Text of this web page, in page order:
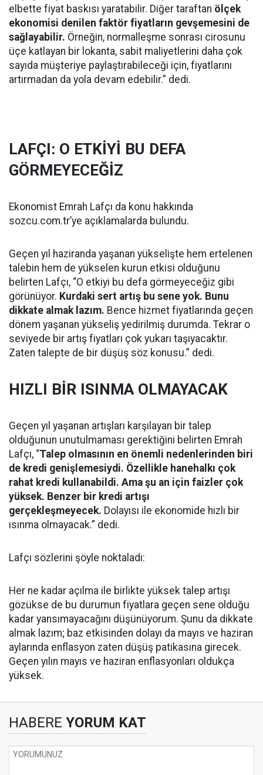
elbette fiyat baskısı yaratabilir. Diğer taraftan ölçek
ekonomisi denilen faktör fiyatların gevşemesini de
sağlayabilir. Örneğin, normalleşme sonrası cirosunu
üçe katlayan bir lokanta, sabit maliyetlerini daha çok
sayıda müşteriye paylaştırabileceği için, fiyatlarını
artırmadan da yola devam edebilir.” dedi.
LAFÇI: O ETKİYİ BU DEFA
GÖRMEYECEĞİZ
Ekonomist Emrah Lafçı da konu hakkında
sozcu.com.tr’ye açıklamalarda bulundu.
Geçen yıl haziranda yaşanan yükselişte hem ertelenen
talebin hem de yükselen kurun etkisi olduğunu
belirten Lafçı, “O etkiyi bu defa görmeyeceğiz gibi
görünüyor. Kurdaki sert artış bu sene yok. Bunu
dikkate almak lazım. Bence hizmet fiyatlarında geçen
dönem yaşanan yükseliş yedirilmiş durumda. Tekrar o
seviyede bir artış fiyatları çok yukarı taşıyacaktır.
Zaten talepte de bir düşüş söz konusu.” dedi.
HIZLI BİR ISINMA OLMAYACAK
Geçen yıl yaşanan artışları karşılayan bir talep
olduğunun unutulmaması gerektiğini belirten Emrah
Lafçı, “Talep olmasının en önemli nedenlerinden biri
de kredi genişlemesiydi. Özellikle hanehalkı çok
rahat kredi kullanabildi. Ama şu an için faizler çok
yüksek. Benzer bir kredi artışı
gerçekleşmeyecek. Dolayısı ile ekonomide hızlı bir
ısınma olmayacak.” dedi.
Lafçı sözlerini şöyle noktaladı:
Her ne kadar açılma ile birlikte yüksek talep artışı
gözükse de bu durumun fiyatlara geçen sene olduğu
kadar yansımayacağını düşünüyorum. Şunu da dikkate
almak lazım; baz etkisinden dolayı da mayıs ve haziran
aylarında enflasyon zaten düşüş patikasına girecek.
Geçen yılın mayıs ve haziran enflasyonları oldukça
yüksek.
HABERE YORUM KAT